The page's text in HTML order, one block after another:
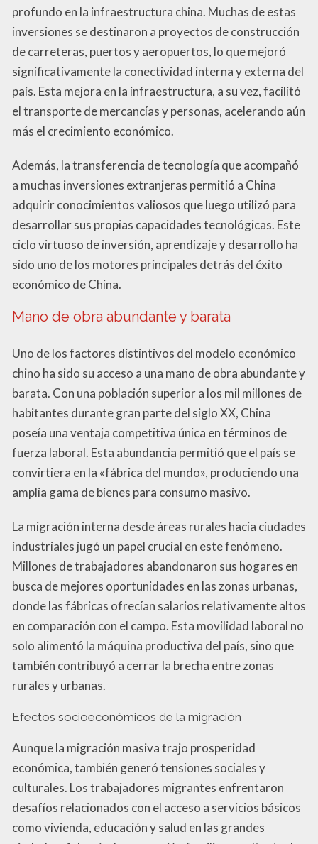
profundo en la infraestructura china. Muchas de estas
inversiones se destinaron a proyectos de construcción
de carreteras, puertos y aeropuertos, lo que mejoró
significativamente la conectividad interna y externa del
país. Esta mejora en la infraestructura, a su vez, facilitó
el transporte de mercancías y personas, acelerando aún
más el crecimiento económico.
Además, la transferencia de tecnología que acompañó
a muchas inversiones extranjeras permitió a China
adquirir conocimientos valiosos que luego utilizó para
desarrollar sus propias capacidades tecnológicas. Este
ciclo virtuoso de inversión, aprendizaje y desarrollo ha
sido uno de los motores principales detrás del éxito
económico de China.
Mano de obra abundante y barata
Uno de los factores distintivos del modelo económico
chino ha sido su acceso a una mano de obra abundante y
barata. Con una población superior a los mil millones de
habitantes durante gran parte del siglo XX, China
poseía una ventaja competitiva única en términos de
fuerza laboral. Esta abundancia permitió que el país se
convirtiera en la «fábrica del mundo», produciendo una
amplia gama de bienes para consumo masivo.
La migración interna desde áreas rurales hacia ciudades
industriales jugó un papel crucial en este fenómeno.
Millones de trabajadores abandonaron sus hogares en
busca de mejores oportunidades en las zonas urbanas,
donde las fábricas ofrecían salarios relativamente altos
en comparación con el campo. Esta movilidad laboral no
solo alimentó la máquina productiva del país, sino que
también contribuyó a cerrar la brecha entre zonas
rurales y urbanas.
Efectos socioeconómicos de la migración
Aunque la migración masiva trajo prosperidad
económica, también generó tensiones sociales y
culturales. Los trabajadores migrantes enfrentaron
desafíos relacionados con el acceso a servicios básicos
como vivienda, educación y salud en las grandes